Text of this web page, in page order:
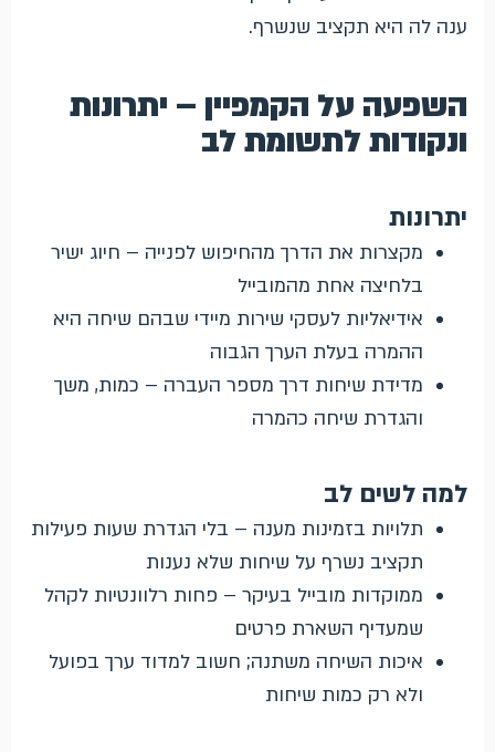
ענה לה היא תקציב שנשרף.
השפעה על הקמפיין – יתרונות
ונקודות לתשומת לב
יתרונות
מקצרות את הדרך מהחיפוש לפנייה – חיוג ישיר
בלחיצה אחת מהמובייל
אידיאליות לעסקי שירות מיידי שבהם שיחה היא
ההמרה בעלת הערך הגבוה
מדידת שיחות דרך מספר העברה – כמות, משך
והגדרת שיחה כהמרה
למה לשים לב
תלויות בזמינות מענה – בלי הגדרת שעות פעילות
תקציב נשרף על שיחות שלא נענות
ממוקדות מובייל בעיקר – פחות רלוונטיות לקהל
שמעדיף השארת פרטים
איכות השיחה משתנה; חשוב למדוד ערך בפועל
ולא רק כמות שיחות